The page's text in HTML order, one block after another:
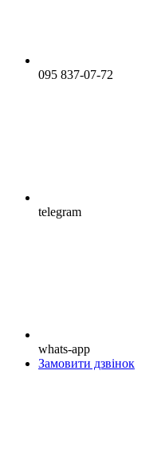
095 837-07-72
telegram
whats-app
Замовити дзвінок